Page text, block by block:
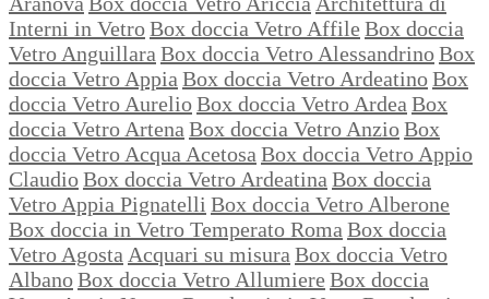
Interni in VetroBox doccia Vetro Affile Box doccia
Vetro Anguillara Box doccia Vetro AlessandrinoBox
doccia Vetro Appia Box doccia Vetro ArdeatinoBox
doccia Vetro AurelioBox doccia Vetro Ardea Box
doccia Vetro Artena Box doccia Vetro AnzioBox
doccia Vetro Acqua Acetosa Box doccia Vetro Appio
ClaudioBox doccia Vetro Ardeatina Box doccia
Vetro Appia Pignatelli Box doccia Vetro Alberone
Box doccia in Vetro Temperato Roma Box doccia
Vetro Agosta Acquari su misura Box doccia Vetro
AlbanoBox doccia Vetro Allumiere Box doccia